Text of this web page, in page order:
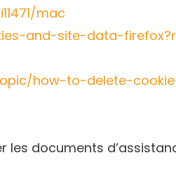
mac
and-site-data-
how-to-delete-
les documents